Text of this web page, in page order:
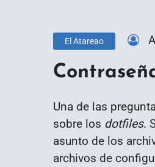
El Atareao
Una de las
sobre los dotfiles.
asunto de los
archivos de